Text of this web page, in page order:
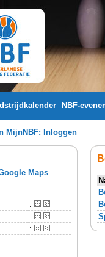
NBF-
MijnNBF: Inloggen
Maps
:
:
: